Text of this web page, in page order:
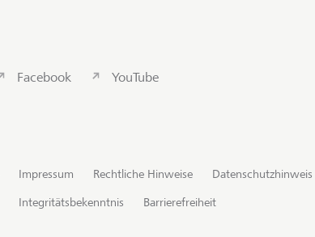
Facebook YouTube
Impressum Rechtliche Hinweise Datenschutzhinweis
Integritätsbekenntnis
Barrierefreiheit